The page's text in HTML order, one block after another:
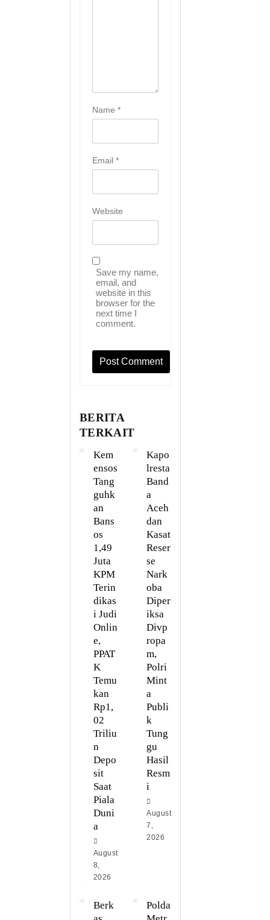
Name *
Email *
Website
Save my name,
email, and
website in this
browser for the
next time I
comment.
BERITA
TERKAIT
Kem
ensos
Tang
guhk
an
Bans
os
1,49
Juta
KPM
Terin
dikas
i Judi
Onlin
e,
PPAT
K
Temu
kan
Rp1,
02
Triliu
n
Depo
sit
Saat
Piala
Duni
a
August
8,
2026
Kapo
lresta
Band
a
Aceh
dan
Kasat
Reser
se
Nark
oba
Diper
iksa
Divp
ropa
m,
Polri
Mint
a
Publi
k
Tung
gu
Hasil
Resm
i
August
7,
2026
Berk
Polda